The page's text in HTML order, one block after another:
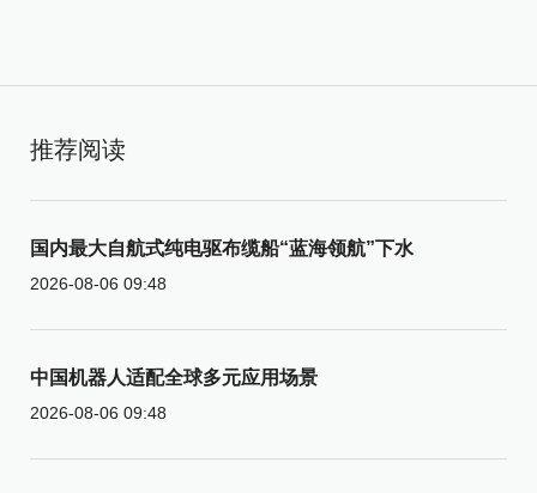
推荐阅读
国内最大自航式纯电驱布缆船“蓝海领航”下水
2026-08-06 09:48
中国机器人适配全球多元应用场景
2026-08-06 09:48